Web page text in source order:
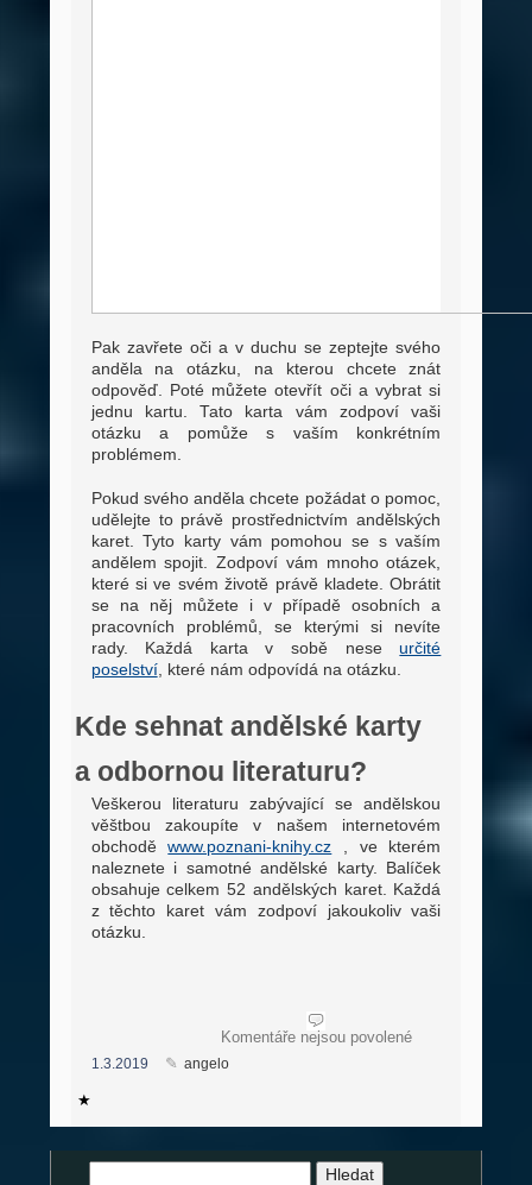
Pak zavřete oči a v duchu se zeptejte svého
anděla na otázku, na kterou chcete znát
odpověď. Poté můžete otevřít oči a vybrat si
jednu kartu. Tato karta vám zodpoví vaši
otázku a pomůže s vaším konkrétním
problémem.
Pokud svého anděla chcete požádat o pomoc,
udělejte to právě prostřednictvím andělských
karet. Tyto karty vám pomohou se s vaším
andělem spojit. Zodpoví vám mnoho otázek,
které si ve svém životě právě kladete. Obrátit
se na něj můžete i v případě osobních a
pracovních problémů, se kterými si nevíte
rady. Každá karta v sobě nese určité
poselství, které nám odpovídá na otázku.
Kde sehnat andělské karty
a odbornou literaturu?
Veškerou literaturu zabývající se andělskou
věštbou zakoupíte v našem internetovém
obchoděwww.poznani-knihy.cz , ve kterém
naleznete i samotné andělské karty. Balíček
obsahuje celkem 52 andělských karet. Každá
z těchto karet vám zodpoví jakoukoliv vaši
otázku.
Komentáře nejsou povolenéu
1.3.2019 angelo